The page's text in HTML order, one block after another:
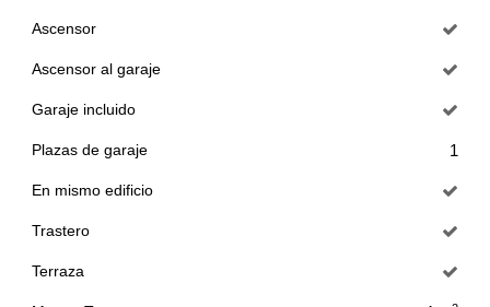
Ascensor
Ascensor al garaje
Garaje incluido
Plazas de garaje 1
En mismo edificio
Trastero
Terraza